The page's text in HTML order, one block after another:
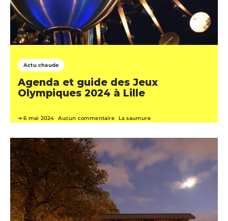
Actu chaude
Agenda et guide des Jeux
Olympiques 2024 à Lille
6 mai 2024 Aucun commentaire La saumure